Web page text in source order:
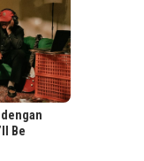
Be